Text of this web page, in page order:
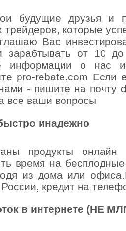
будущие друзья и
трейдеров, которые
Вас
зарабтывать от 10
информации о нас
pro-rebate.com Если
- пишите на почту
все ваши вопросы
инадежно
продукты онлайн
время на
из дома или
кредит на
в интернете (НЕ